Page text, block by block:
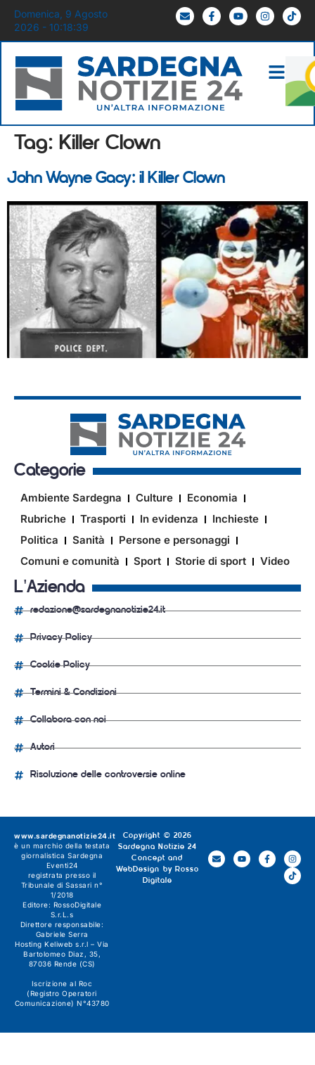
Domenica, 9 Agosto
2026 - 10:18:39
Tag: Killer Clown
John Wayne Gacy: il Killer Clown
Categorie
Ambiente Sardegna Culture
Economia
Rubriche
Trasporti In evidenza
Inchieste
Politica
Sanità
Persone e personaggi
Comuni e comunità
Sport Storie di sport Video
L'Azienda
redazione@sardegnanotizie24.it
Privacy Policy
Cookie Policy
Termini & Condizioni
Collabora con noi
Autori
Risoluzione delle controversie online
Copyright © 2026
Sardegna Notizie 24
Concept and
WebDesign by Rosso
Digitale
www.sardegnanotizie24.it
è un marchio della testata
giornalistica Sardegna
Eventi24
registrata presso il
Tribunale di Sassari n°
1/2018
Editore: RossoDigitale
S.r.L.s
Direttore responsabile:
Gabriele Serra
Hosting Keliweb s.r.l – Via
Bartolomeo Diaz, 35,
87036 Rende (CS)
Iscrizione al Roc
(Registro Operatori
Comunicazione) N°43780